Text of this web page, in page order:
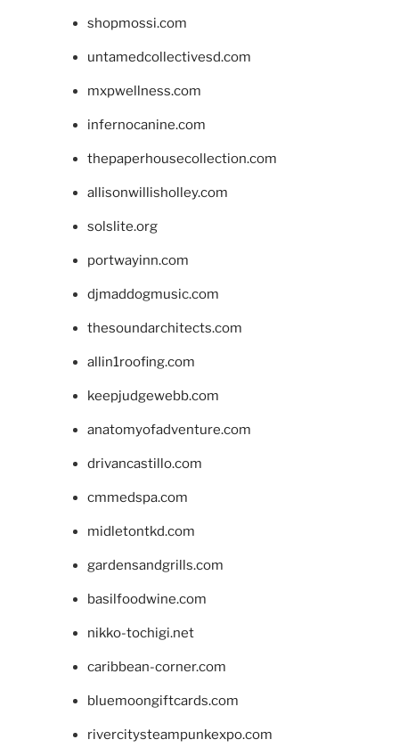
shopmossi.com
untamedcollectivesd.com
mxpwellness.com
infernocanine.com
thepaperhousecollection.com
allisonwillisholley.com
solslite.org
portwayinn.com
djmaddogmusic.com
thesoundarchitects.com
allin1roofing.com
keepjudgewebb.com
anatomyofadventure.com
drivancastillo.com
cmmedspa.com
midletontkd.com
gardensandgrills.com
basilfoodwine.com
nikko-tochigi.net
caribbean-corner.com
bluemoongiftcards.com
rivercitysteampunkexpo.com